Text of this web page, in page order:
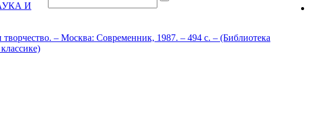
И
– Москва: Современник, 1987. – 494 с. – (Библиотека